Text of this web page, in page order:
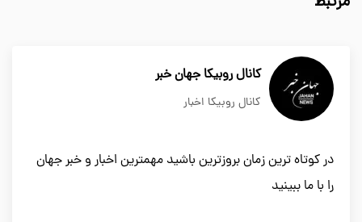
کانال روبیکا جهان خبر
کانال روبیکا اخبار
در کوتاه ترین زمان بروزترین باشید مهمترین اخبار و خبر جهان
را با ما ببینید